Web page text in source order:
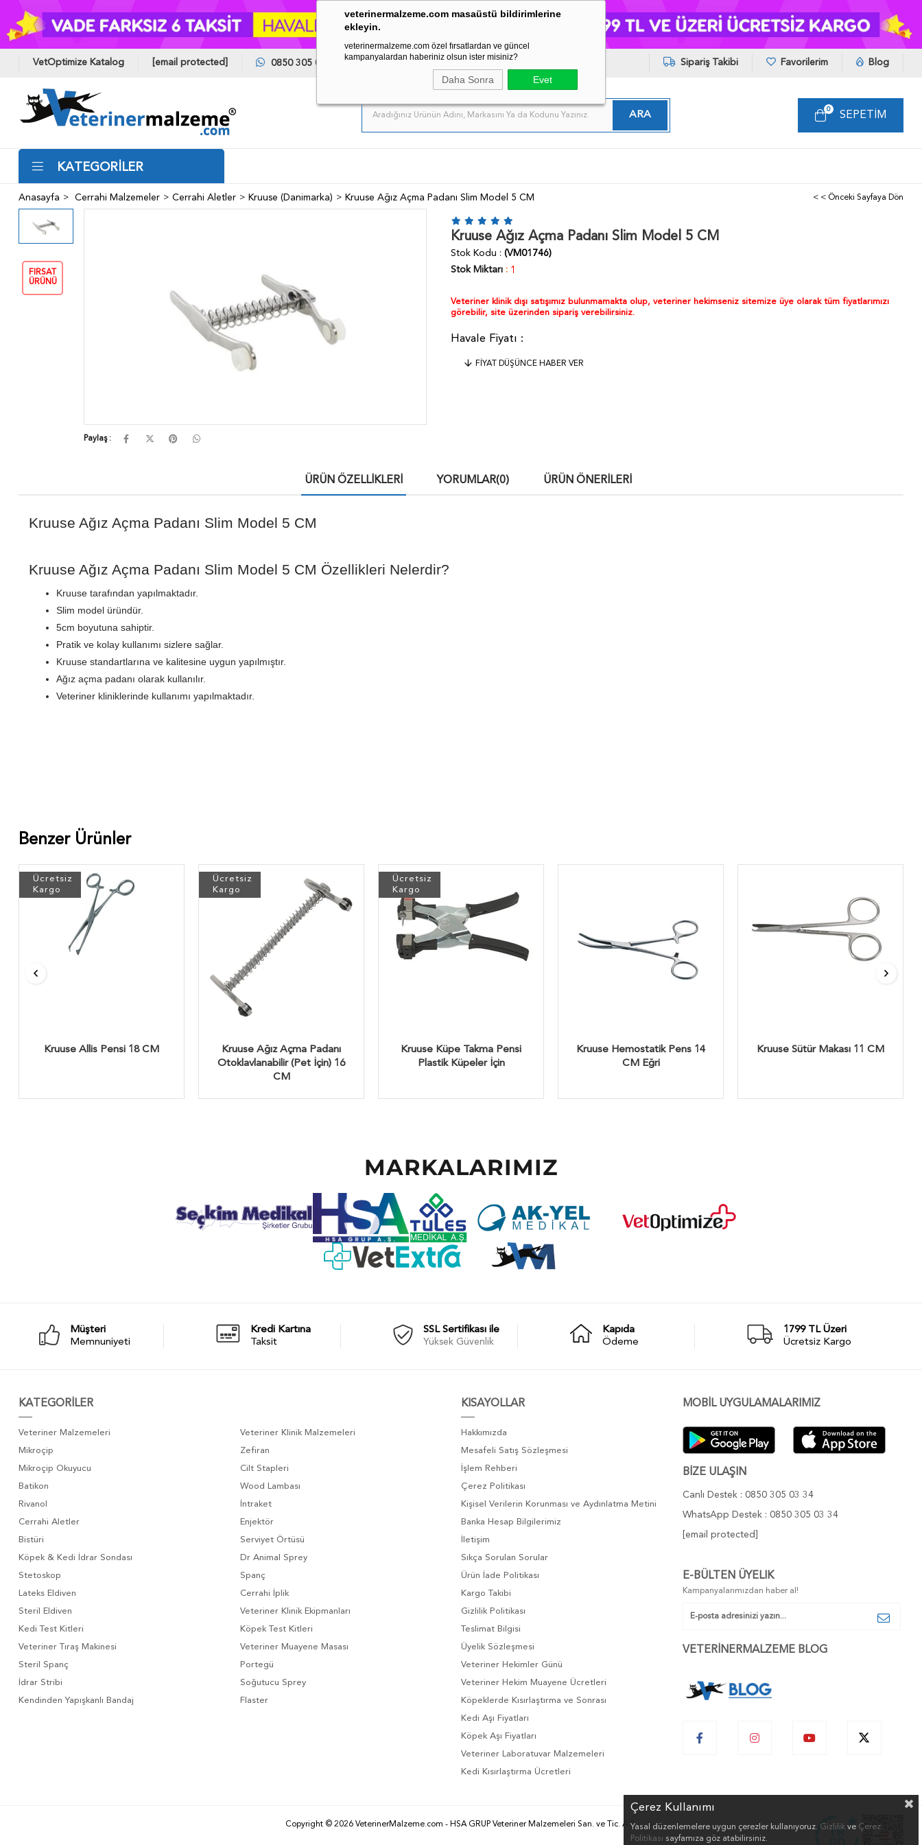
veterinermalzeme.com masaüstü bildirimlerine
ekleyin.
veterinermalzeme.com özel fırsatlardan ve güncel
kampanyalardan haberiniz olsun ister misiniz?
Daha Sonra Evet
VetOptimize Katalog [email protected] 0850 305 03 34 Sipariş Takibi Favorilerim Blog
SEPETIM
0
KATEGORİLER
Anasayfa Cerrahi Malzemeler Cerrahi Aletler Kruuse (Danimarka) Kruuse Ağız Açma Padanı Slim Model 5 CM < < Önceki Sayfaya Dön
Paylaş :
FIRSAT
ÜRÜNÜ
Kruuse Ağız Açma Padanı Slim Model 5 CM
Stok Kodu
(VM01746)
Stok Miktarı : 1
Veteriner klinik dışı satışımız bulunmamakta olup, veteriner hekimseniz sitemize üye olarak tüm fiyatlarımızı
görebilir, site üzerinden sipariş verebilirsiniz.
FIYAT DÜŞÜNCE HABER VER
ÜRÜN ÖZELLIKLERI YORUMLAR(0) ÜRÜN ÖNERILERI
Kruuse Ağız Açma Padanı Slim Model 5 CM
Kruuse Ağız Açma Padanı Slim Model 5 CM Özellikleri Nelerdir?
Kruuse tarafından yapılmaktadır.
Slim model üründür.
5cm boyutuna sahiptir.
Pratik ve kolay kullanımı sizlere sağlar.
Kruuse standartlarına ve kalitesine uygun yapılmıştır.
Ağız açma padanı olarak kullanılır.
Veteriner kliniklerinde kullanımı yapılmaktadır.
Benzer Ürünler
Kruuse Allis Pensi 18 CM
Ücretsiz
Kargo
Kruuse Ağız Açma Padanı
Otoklavlanabilir (Pet İçin) 16
CM
Ücretsiz
Kargo
Kruuse Küpe Takma Pensi
Plastik Küpeler İçin
Ücretsiz
Kargo
Kruuse Hemostatik Pens 14
CM Eğri
Kruuse Sütür Makası 11 CM
MARKALARIMIZ
Müşteri
Memnuniyeti
Kredi Kartına
Taksit
SSL Sertifikası ile
Yüksek Güvenlik
Kapıda
Ödeme
1799 TL Üzeri
Ücretsiz Kargo
KATEGORİLER
Veteriner Malzemeleri
Veteriner Klinik Malzemeleri
Mikroçip
Zefiran
Mikroçip Okuyucu
Cilt Stapleri
Batikon
Wood Lambası
Rivanol
İntraket
Cerrahi Aletler
Enjektör
Bistüri
Serviyet Örtüsü
Köpek & Kedi İdrar Sondası
Dr Animal Sprey
Stetoskop
Spanç
Lateks Eldiven
Cerrahi İplik
Steril Eldiven
Veteriner Klinik Ekipmanları
Kedi Test Kitleri
Köpek Test Kitleri
Veteriner Tıraş Makinesi
Veteriner Muayene Masası
Steril Spanç
Portegü
İdrar Stribi
Soğutucu Sprey
Kendinden Yapışkanlı Bandaj
Flaster
KISAYOLLAR
Hakkımızda
Mesafeli Satış Sözleşmesi
İşlem Rehberi
Çerez Politikası
Kişisel Verilerin Korunması ve Aydınlatma Metini
Banka Hesap Bilgilerimiz
İletişim
Sıkça Sorulan Sorular
Ürün İade Politikası
Kargo Takibi
Gizlilik Politikası
Teslimat Bilgisi
Üyelik Sözleşmesi
Veteriner Hekimler Günü
Veteriner Hekim Muayene Ücretleri
Köpeklerde Kısırlaştırma ve Sonrası
Kedi Aşı Fiyatları
Köpek Aşı Fiyatları
Veteriner Laboratuvar Malzemeleri
Kedi Kısırlaştırma Ücretleri
MOBİL UYGULAMALARIMIZ
BİZE ULAŞIN
Canlı Destek : 0850 305 03 34
WhatsApp Destek : 0850 305 03 34
[email protected]
E-BÜLTEN ÜYELIK
Kampanyalarımızdan haber al!
VETERİNERMALZEME BLOG
Copyright © 2026 VeterinerMalzeme.com - HSA GRUP Veteriner Malzemeleri San. ve Tic. A.Ş.
Çerez Kullanımı
Yasal düzenlemelere uygun çerezler kullanıyoruz. Gizlilik ve Çerez
Politikası sayfamıza göz atabilirsiniz.